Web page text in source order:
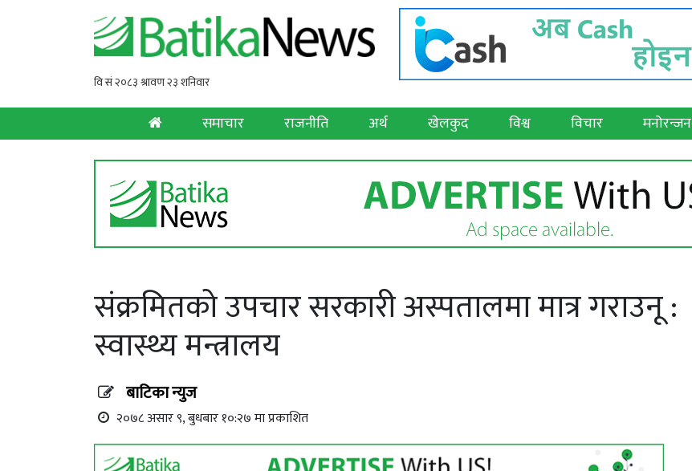
समाचार राजनीति अर्थ खेलकुद विश्व विचार मनोरन्जन
संक्रमितको उपचार सरकारी अस्पतालमा मात्र गराउनू :
स्वास्थ्य मन्त्रालय
बाटिका न्युज
२०७८ असार ९, बुधबार १०:२७ मा प्रकाशित